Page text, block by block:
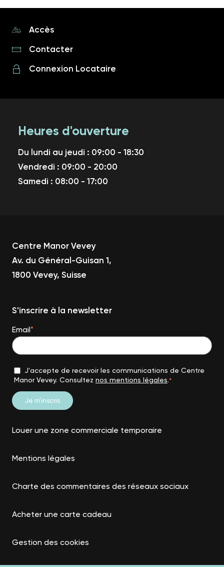
Accès
Contacter
Connexion Locataire
Heures d'ouverture
Du lundi au jeudi : 09:00 - 18:30
Vendredi : 09:00 - 20:00
Samedi : 08:00 - 17:00
Centre Manor Vevey
Av. du Général-Guisan 1,
1800 Vevey, Suisse
S'inscrire à la newsletter
Email*
J'accepte de recevoir les communications de Centre
Manor Vevey. Consultez nos mentions légales.*
Louer une zone commerciale temporaire
Mentions légales
Charte des commentaires des réseaux sociaux
Acheter une carte cadeau
Gestion des cookies